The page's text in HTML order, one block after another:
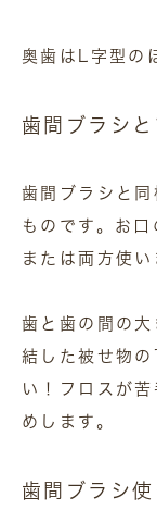
奥歯はL字型の
歯間ブラシと
歯間ブラシと
ものです。お
または両方使い
歯と歯の間の
結した被せ物
い！フロスが
めします。
歯間ブラシ